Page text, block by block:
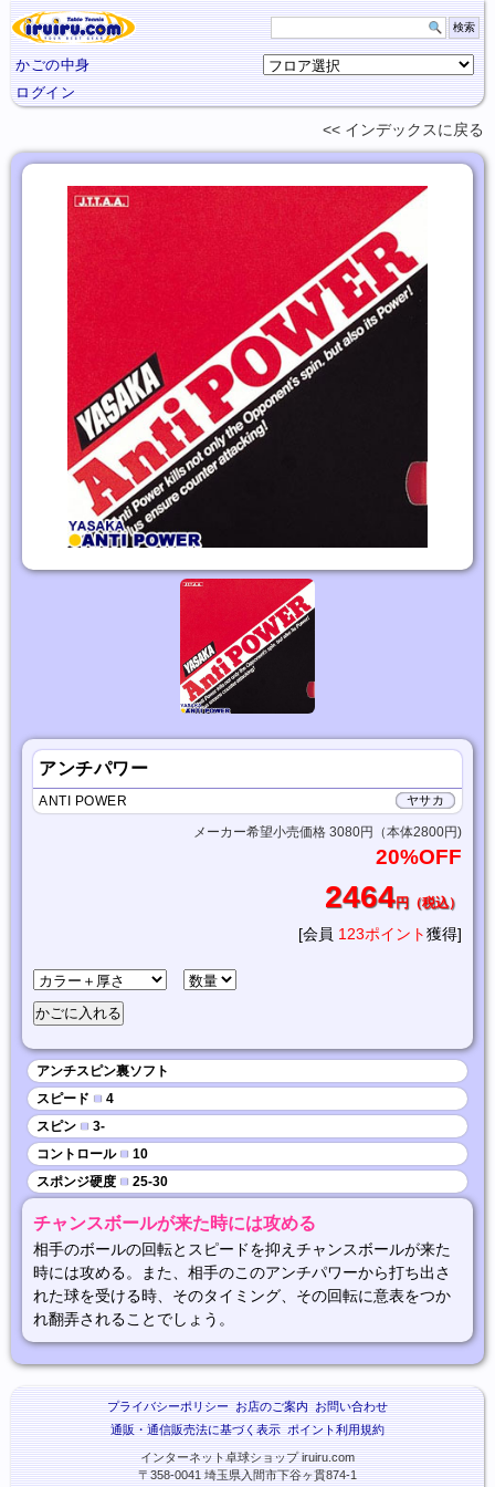
かごの中身
ログイン
インデックスに 戻る
アンチパワー
ヤサカ
ANTI POWER
メーカー希望小売価格 3080円（本体2800円)
20%OFF
2464円（税込）
[会員 123ポイント獲得]
アンチスピン裏ソフト
スピード ■ 4
スピン ■ 3-
コントロール ■ 10
スポンジ硬度 ■ 25-30
チャンスボールが来た時には攻める
相手のボールの回転とスピードを抑えチャンスボールが来た
時には攻める。また、相手のこのアンチパワーから打ち出さ
れた球を受ける時、そのタイミング、その回転に意表をつか
れ翻弄されることでしょう。
プライバシーポリシー お店のご案内 お問い合わせ
通販・通信販売法に基づく表示 ポイント利用規約
インターネット卓球ショップ iruiru.com
〒358-0041 埼玉県入間市下谷ヶ貫874-1